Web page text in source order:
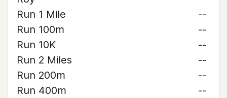
Run 1 Mile
--
Run 100m
--
Run 10K
--
Run 2 Miles
--
Run 200m
--
Run 400m
--